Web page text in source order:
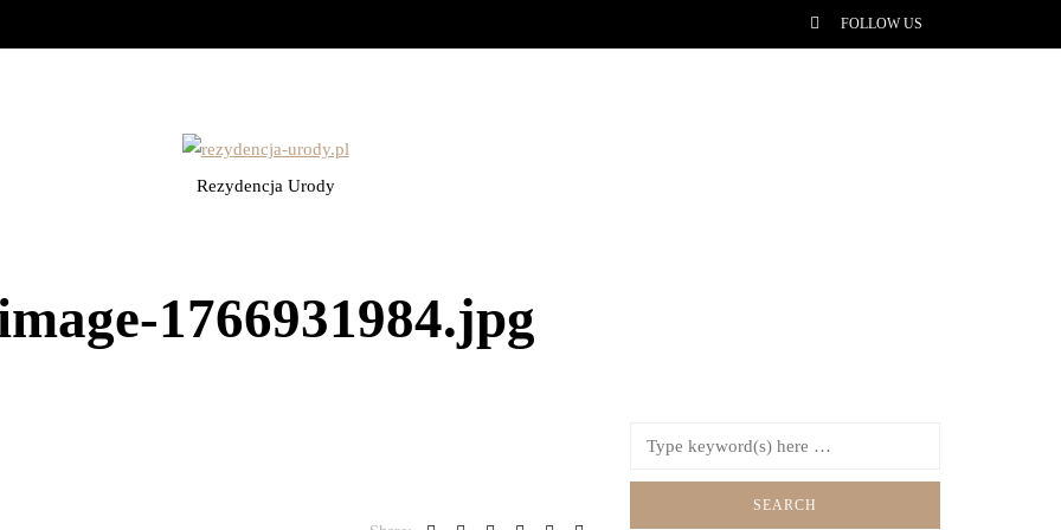
FOLLOW US
Rezydencja Urody
1766931984.jpg